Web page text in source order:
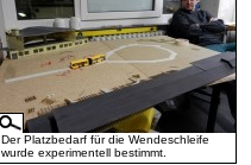
Der Platzbedarf für die Wendeschleife
wurde experimentell bestimmt.